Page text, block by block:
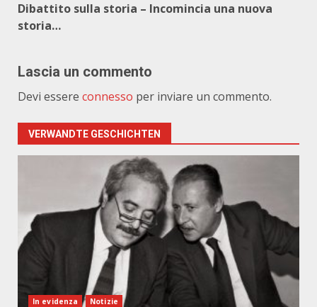
Dibattito sulla storia – Incomincia una nuova
storia…
Lascia un commento
Devi essere connesso per inviare un commento.
VERWANDTE GESCHICHTEN
In evidenza Notizie